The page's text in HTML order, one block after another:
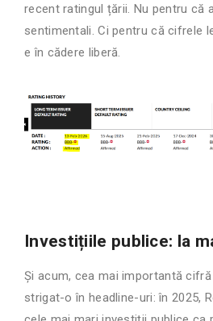
recent ratingul țării. Nu pentru că
sentimentali. Ci pentru că cifrele
e în cădere liberă.
Investițiile publice: la
Și acum, cea mai importantă
strigat-o în headline-uri: în 2025,